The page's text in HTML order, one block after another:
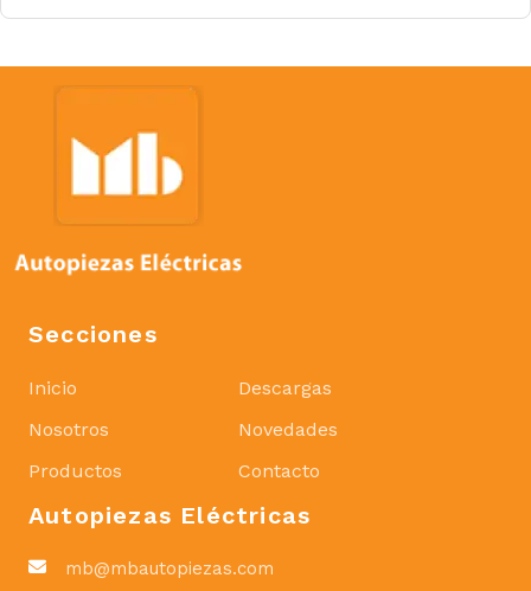
Secciones
Inicio
Nosotros
Productos
Descargas
Novedades
Contacto
Autopiezas Eléctricas
mb@mbautopiezas.com